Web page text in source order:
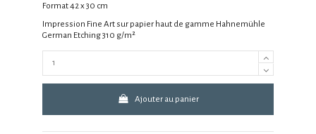
Format 42 x 30 cm
Impression Fine Art sur papier haut de gamme Hahnemühle
German Etching 310 g/m²
Ajouter au panier